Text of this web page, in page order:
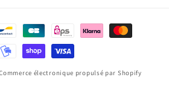
électronique propulsé par Shopify